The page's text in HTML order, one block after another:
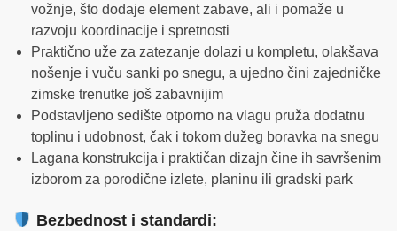
vožnje, što dodaje element zabave, ali i pomaže u
razvoju koordinacije i spretnosti
Praktično uže za zatezanje dolazi u kompletu, olakšava
nošenje i vuču sanki po snegu, a ujedno čini zajedničke
zimske trenutke još zabavnijim
Podstavljeno sedište otporno na vlagu pruža dodatnu
toplinu i udobnost, čak i tokom dužeg boravka na snegu
Lagana konstrukcija i praktičan dizajn čine ih savršenim
izborom za porodične izlete, planinu ili gradski park
Bezbednost i standardi: